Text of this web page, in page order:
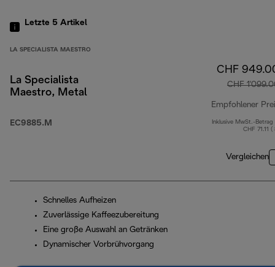
Letzte 5 Artikel
LA SPECIALISTA MAESTRO
La Specialista
Maestro, Metal
EC9885.M
CHF
CHF
Empfohlener
Inklusive MwSt.-Betrag
CHF 71.11 (
Vergleichen
Schnelles Aufheizen
Zuverlässige Kaffeezubereitung
Eine große Auswahl an Getränken
Dynamischer Vorbrühvorgang